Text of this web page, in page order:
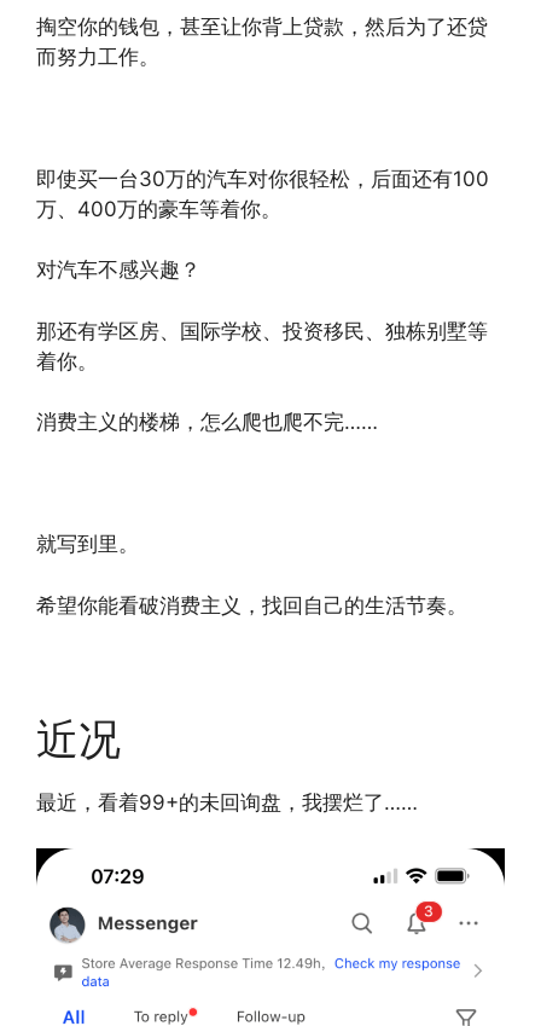
掏空你的钱包，甚至让你背上贷款，然后为了还贷
而努力工作。
即使买一台30万的汽车对你很轻松，后面还有100
万、400万的豪车等着你。
对汽车不感兴趣？
那还有学区房、国际学校、投资移民、独栋别墅等
着你。
消费主义的楼梯，怎么爬也爬不完……
就写到里。
希望你能看破消费主义，找回自己的生活节奏。
近况
最近，看着99+的未回询盘，我摆烂了……